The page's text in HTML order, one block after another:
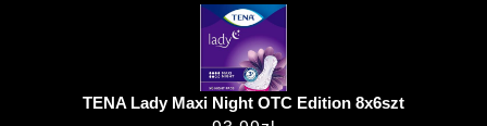
TENA Lady Maxi Night OTC Edition 8x6szt